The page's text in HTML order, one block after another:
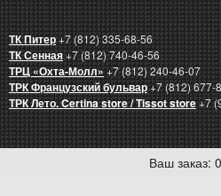
ТК Питер+7 (812) 335-68-56
ТК Сенная+7 (812) 740-46-56
ТРЦ «Охта-Молл»+7 (812) 240-46-07
ТРК Французский бульвар+7 (812) 677-
ТРК Лето. Certina store / Tissot store+7
Ваш заказ: